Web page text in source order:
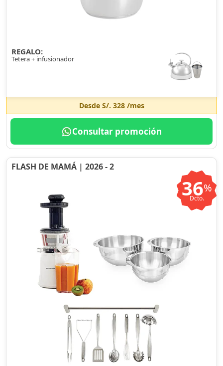
REGALO:
Tetera + infusionador
Desde S/. 328/mes
Consultar promoción
FLASH DE MAMÁ | 2026 - 2
36%
Dcto.